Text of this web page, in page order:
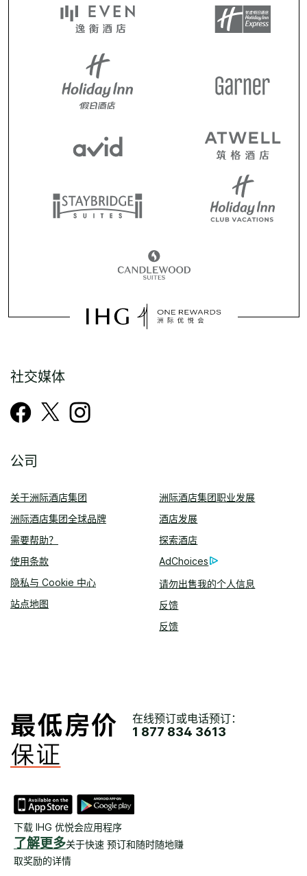
社交媒体
公司
关于洲际酒店集团
洲际酒店集团职业发展
洲际酒店集团全球品牌
酒店发展
需要帮助？
探索酒店
使用条款
AdChoices
隐私与 Cookie 中心
请勿出售我的个人信息
站点地图
反馈
反馈
在线预订或电话预订：
1 877 834 3613
下载 IHG 优悦会应用程序
了解更多关于快速 预订和随时随地赚
取奖励的详情